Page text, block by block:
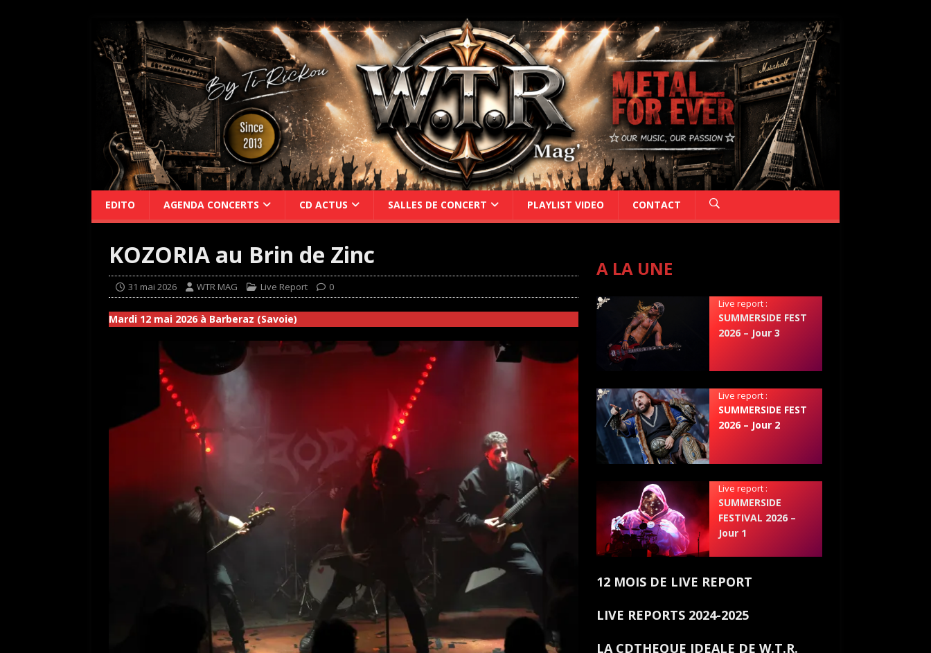
EDITO AGENDA CONCERTS CD ACTUS SALLES DE CONCERT PLAYLIST VIDEO CONTACT
KOZORIA au Brin de Zinc
31 mai 2026 WTR MAG Live Report 0
Mardi 12 mai 2026 à Barberaz (Savoie)
A LA UNE
Live report :
SUMMERSIDE FEST
2026 – Jour 3
Live report :
SUMMERSIDE FEST
2026 – Jour 2
Live report :
SUMMERSIDE
FESTIVAL 2026 –
Jour 1
12 MOIS DE LIVE REPORT
LIVE REPORTS 2024-2025
LA CDTHEQUE IDEALE DE W.T.R.